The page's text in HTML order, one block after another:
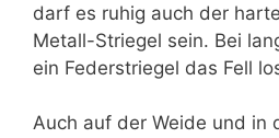
darf es ruhig auch der
Metall-Striegel sein. Bei
ein Federstriegel das Fell
Auch auf der Weide und in